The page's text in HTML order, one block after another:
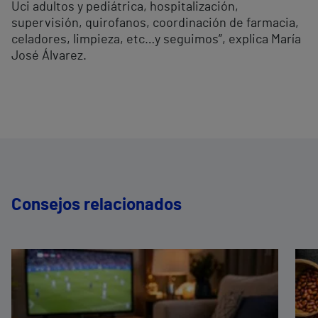
Uci adultos y pediátrica, hospitalización,
supervisión, quirofanos, coordinación de farmacia,
celadores, limpieza, etc…y seguimos”, explica María
José Álvarez.
Consejos relacionados